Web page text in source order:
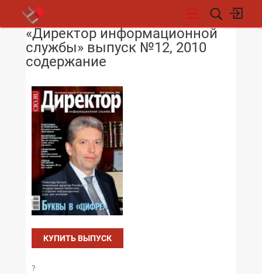
НОВОСТИ
«Директор информационной
службы» выпуск №12, 2010
содержание
КУПИТЬ ВЫПУСК
?